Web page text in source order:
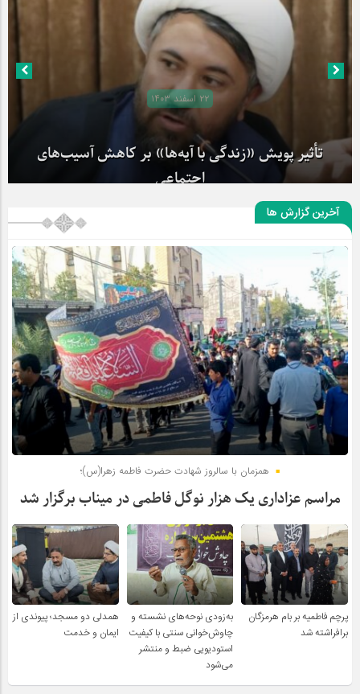
۲۲ اسفند ۱۴۰۳
تأثیر پویش «زندگی با آیه‌ها» بر کاهش آسیب‌های
اجتماعی
آخرین گزارش ها
همزمان با سالروز شهادت حضرت فاطمه زهرا(س)؛
مراسم عزاداری یک هزار نوگل فاطمی در میناب برگزار شد
پرچم فاطمیه بر بام هرمزگان
برافراشته شد
به‌زودی نوحه‌های نشسته و
چاوش‌خوانی سنتی با کیفیت
استودیویی ضبط و منتشر
می‌شود
همدلی دو مسجد؛ پیوندی از
ایمان و خدمت